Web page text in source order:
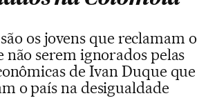
os jovens que reclamam o
não serem ignorados pelas
de Ivan Duque que
o país na desigualdade